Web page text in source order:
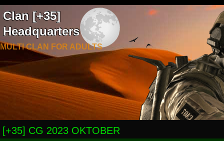
Clan [+35]
Headquarters
MULTI CLAN FOR ADULTS
[+35] CG 2023 OKTOBER